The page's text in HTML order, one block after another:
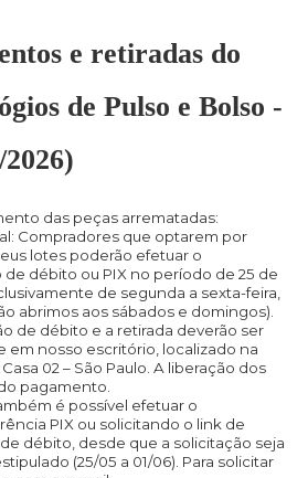
e retiradas do
de Pulso e Bolso -
das peças arrematadas:
Compradores que optarem por
lotes poderão efetuar o
débito ou PIX no período de 25 de
de segunda a sexta-feira,
abrimos aos sábados e domingos).
de débito e a retirada deverão ser
em nosso escritório, localizado na
02 – São Paulo. A liberação dos
pagamento.
é possível efetuar o
PIX ou solicitando o link de
débito, desde que a solicitação seja
(25/05 a 01/06). Para solicitar